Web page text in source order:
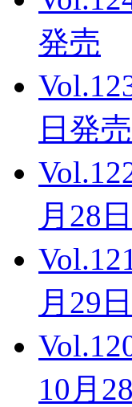
発売
日発売
月28
月29
10月